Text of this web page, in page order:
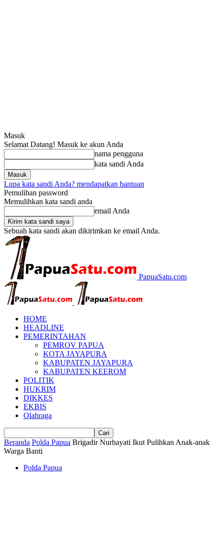
Masuk
Selamat Datang! Masuk ke akun Anda
nama pengguna
kata sandi Anda
Lupa kata sandi Anda? mendapatkan bantuan
Pemulihan password
Memulihkan kata sandi anda
email Anda
Sebuah kata sandi akan dikirimkan ke email Anda.
PapuaSatu.com
HOME
HEADLINE
PEMERINTAHAN
PEMROV PAPUA
KOTA JAYAPURA
KABUPATEN JAYAPURA
KABUPATEN KEEROM
POLITIK
HUKRIM
DIKKES
EKBIS
Olahraga
Beranda Polda Papua Brigadir Nurhayati Ikut Pulihkan Anak-anak
Warga Banti
Polda Papua